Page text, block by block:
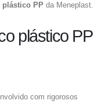
plástico PP da Meneplast.
plástico PP
com rigorosos